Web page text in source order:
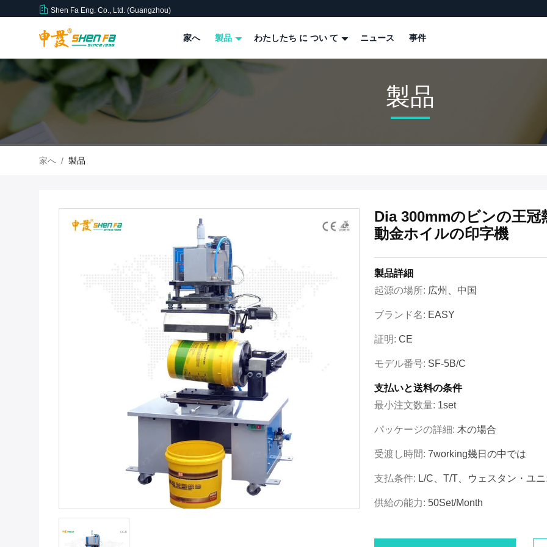
Shen Fa Eng. Co., Ltd. (Guangzhou)
家へ 製品 わたしたち に つい て ニュース 事件
製品
家へ / 製品
Dia 300mmのビンの王
動金ホイルの印字機
製品詳細
起源の場所: 広州、中国
ブランド名: EASY
証明: CE
モデル番号: SF-5B/C
支払いと送料の条件
最小注文数量: 1set
パッケージの詳細: 木の場合
受渡し時間: 7working幾日の中では
支払条件: L/C、T/T、ウェスタン・ユ
供給の能力: 50Set/month